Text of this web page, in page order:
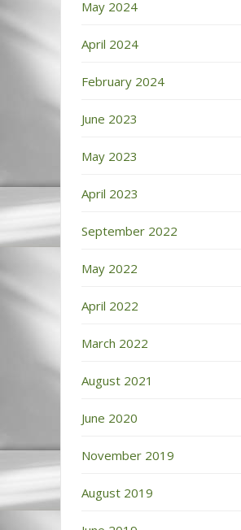
May 2024
April 2024
February 2024
June 2023
May 2023
April 2023
September 2022
May 2022
April 2022
March 2022
August 2021
June 2020
November 2019
August 2019